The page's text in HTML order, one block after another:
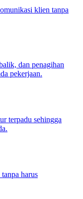
klien tanpa
dan penagihan
pekerjaan.
terpadu sehingga
harus